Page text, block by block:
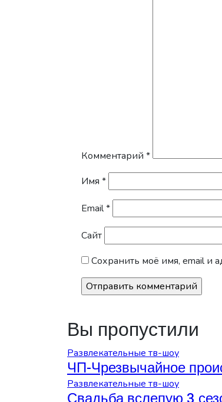
Комментарий *
Имя *
Email*
Сайт
Сохранить моё имя, email и
Вы пропустили
Развлекательные тв-шоу
ЧП-Чрезвычайное
Развлекательные тв-шоу